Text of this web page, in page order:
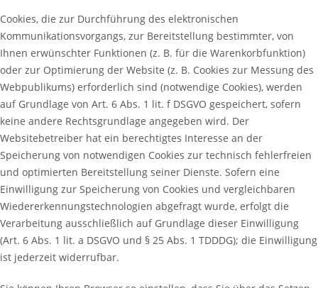
Cookies, die zur Durchführung des elektronischen
Kommunikationsvorgangs, zur Bereitstellung bestimmter, von
Ihnen erwünschter Funktionen (z. B. für die Warenkorbfunktion)
oder zur Optimierung der Website (z. B. Cookies zur Messung des
Webpublikums) erforderlich sind (notwendige Cookies), werden
auf Grundlage von Art. 6 Abs. 1 lit. f DSGVO gespeichert, sofern
keine andere Rechtsgrundlage angegeben wird. Der
Websitebetreiber hat ein berechtigtes Interesse an der
Speicherung von notwendigen Cookies zur technisch fehlerfreien
und optimierten Bereitstellung seiner Dienste. Sofern eine
Einwilligung zur Speicherung von Cookies und vergleichbaren
Wiedererkennungstechnologien abgefragt wurde, erfolgt die
Verarbeitung ausschließlich auf Grundlage dieser Einwilligung
(Art. 6 Abs. 1 lit. a DSGVO und § 25 Abs. 1 TDDDG); die Einwilligung
ist jederzeit widerrufbar.